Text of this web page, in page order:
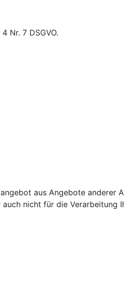
Nr. 7 DSGVO.
aus Angebote anderer
nicht für die Verarbeitung